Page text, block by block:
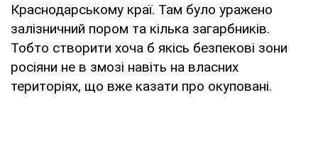
Краснодарському краї. Там було уражено
залізничний пором та кілька загарбників.
Тобто створити хоча б якісь безпекові зони
росіяни не в змозі навіть на власних
територіях, що вже казати про окуповані.